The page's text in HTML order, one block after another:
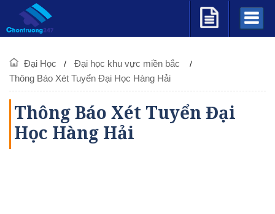
Đại Học
Đại học khu vực miền bắc
Thông Báo Xét Tuyển Đại Học Hàng Hải
Thông Báo Xét Tuyển Đại
Học Hàng Hải